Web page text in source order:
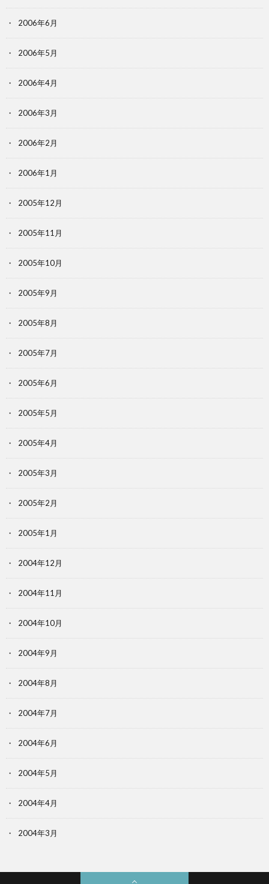
2006年6月
2006年5月
2006年4月
2006年3月
2006年2月
2006年1月
2005年12月
2005年11月
2005年10月
2005年9月
2005年8月
2005年7月
2005年6月
2005年5月
2005年4月
2005年3月
2005年2月
2005年1月
2004年12月
2004年11月
2004年10月
2004年9月
2004年8月
2004年7月
2004年6月
2004年5月
2004年4月
2004年3月